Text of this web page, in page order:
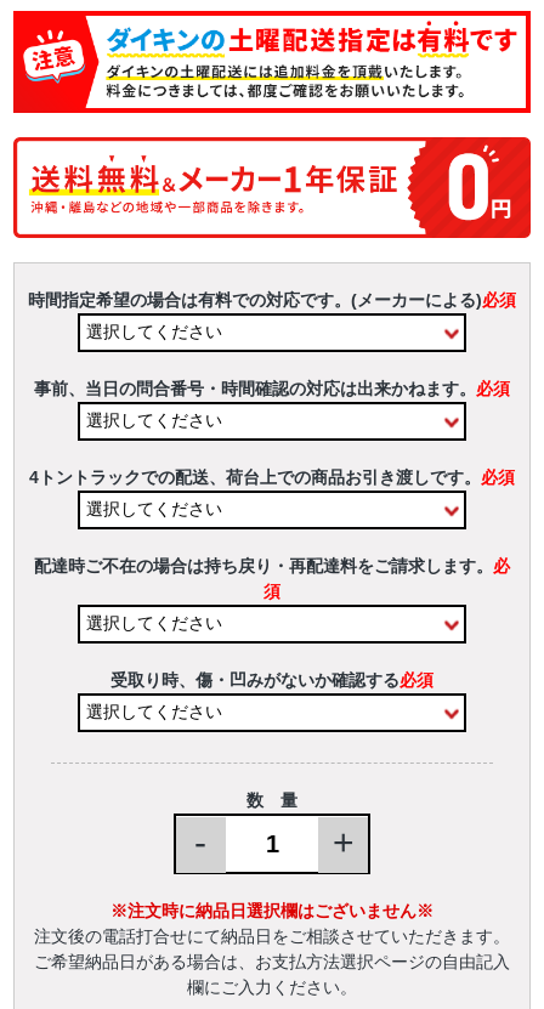
時間指定希望の場合は有料での対応です。(メーカーによる)必須
事前、当日の問合番号・時間確認の対応は出来かねます。 必須
4トントラックでの配送、荷台上での商品お引き渡しです。 必須
配達時ご不在の場合は持ち戻り・再配達料をご請求します。 必
須
受取り時、傷・凹みがないか確認する必須
数 量
- +
※注文時に納品日選択欄はございません※
注文後の電話打合せにて納品日をご相談させていただきます。
ご希望納品日がある場合は、お支払方法選択ページの自由記入
欄にご入力ください。